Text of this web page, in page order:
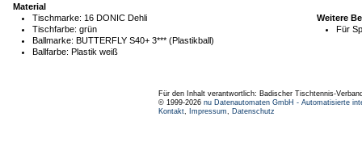
Material
Tischmarke: 16 DONIC Dehli
Tischfarbe: grün
Ballmarke: BUTTERFLY S40+ 3*** (Plastikball)
Ballfarbe: Plastik weiß
Weitere
Für
Für den Inhalt verantwortlich: Badischer Tischtennis-
© 1999-2026 nu Datenautomaten GmbH - Automatisierte
Kontakt
Impressum Datenschutz